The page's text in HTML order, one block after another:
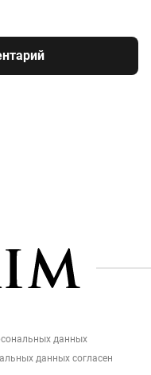
данных
данных согласен